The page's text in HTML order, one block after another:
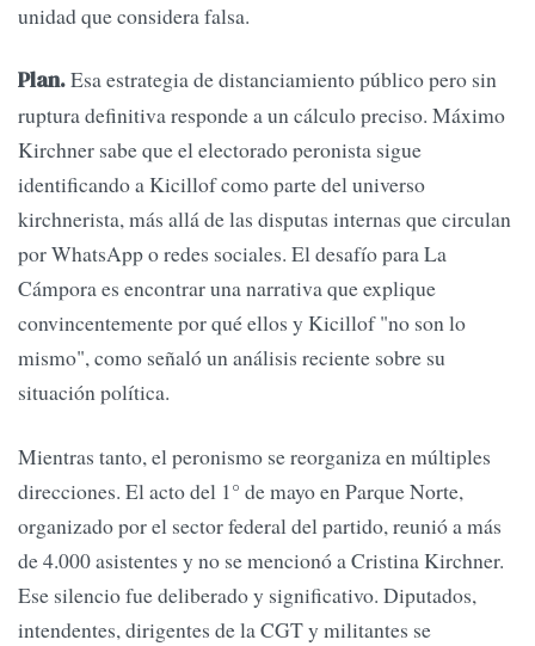
unidad que considera falsa.
Plan.Esa estrategia de distanciamiento público pero sin
ruptura definitiva responde a un cálculo preciso. Máximo
Kirchner sabe que el electorado peronista sigue
identificando a Kicillof como parte del universo
kirchnerista, más allá de las disputas internas que circulan
por WhatsApp o redes sociales. El desafío para La
Cámpora es encontrar una narrativa que explique
convincentemente por qué ellos y Kicillof "no son lo
mismo", como señaló un análisis reciente sobre su
situación política.
Mientras tanto, el peronismo se reorganiza en múltiples
direcciones. El acto del 1° de mayo en Parque Norte,
organizado por el sector federal del partido, reunió a más
de 4.000 asistentes y no se mencionó a Cristina Kirchner.
Ese silencio fue deliberado y significativo. Diputados,
intendentes, dirigentes de la CGT y militantes se